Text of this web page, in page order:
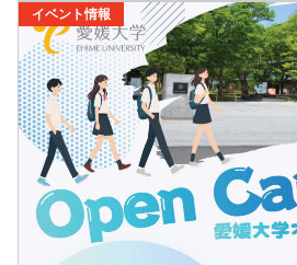
イベント情報